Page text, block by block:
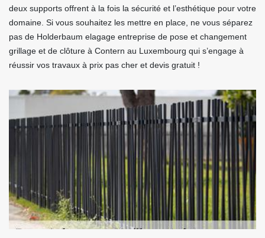
deux supports offrent à la fois la sécurité et l’esthétique pour votre
domaine. Si vous souhaitez les mettre en place, ne vous séparez
pas de Holderbaum elagage entreprise de pose et changement
grillage et de clôture à Contern au Luxembourg qui s’engage à
réussir vos travaux à prix pas cher et devis gratuit !